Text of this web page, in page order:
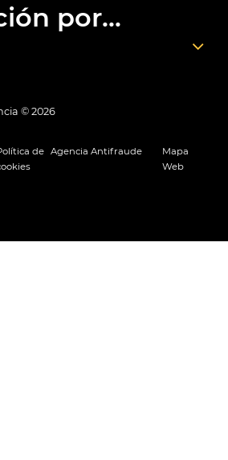
por...
© 2026
de Agencia Antifraude
Mapa
Web